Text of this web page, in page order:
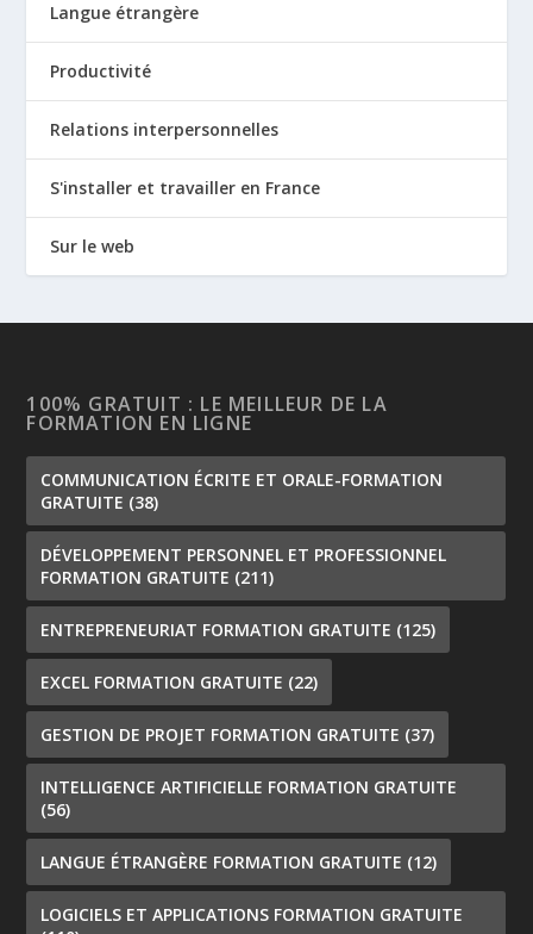
Langue étrangère
Productivité
Relations interpersonnelles
S'installer et travailler en France
Sur le web
100% GRATUIT : LE MEILLEUR DE LA
FORMATION EN LIGNE
COMMUNICATION ÉCRITE ET ORALE-FORMATION
GRATUITE (38)
DÉVELOPPEMENT PERSONNEL ET PROFESSIONNEL
FORMATION GRATUITE (211)
ENTREPRENEURIAT FORMATION GRATUITE (125)
EXCEL FORMATION GRATUITE (22)
GESTION DE PROJET FORMATION GRATUITE (37)
INTELLIGENCE ARTIFICIELLE FORMATION GRATUITE
(56)
LANGUE ÉTRANGÈRE FORMATION GRATUITE (12)
LOGICIELS ET APPLICATIONS FORMATION GRATUITE